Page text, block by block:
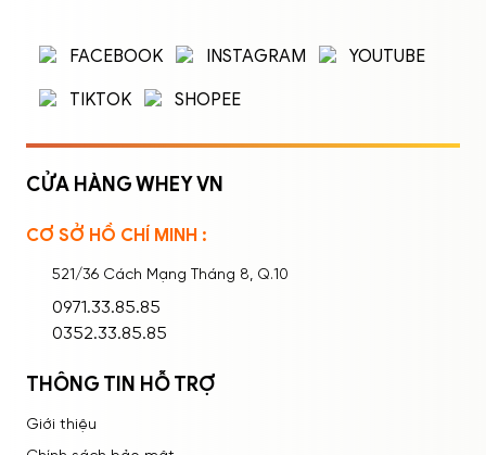
Nhập tên đăng nhập/email và mật khẩu để
Ghi nhớ mật khẩu
FACEBOOK INSTAGRAM
YOUTUBE
TIKTOK
SHOPEE
CỬA HÀNG WHEY VN
CƠ SỞ HỒ CHÍ MINH :
521/36 Cách Mạng Tháng 8, Q.10
0971.33.85.85
0352.33.85.85
THÔNG TIN HỖ TRỢ
Giới thiệu